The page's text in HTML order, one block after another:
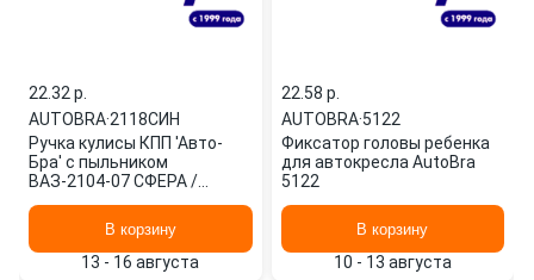
22.32 p.
AUTOBRA·2118СИН
Ручка кулисы КПП 'Авто-
Бра' с пыльником
ВАЗ-2104-07 СФЕРА /
В корзину
13 - 16 августа
22.58 p.
AUTOBRA·5122
Фиксатор головы ребенка
для автокресла AutoBra
5122
В корзину
10 - 13 августа